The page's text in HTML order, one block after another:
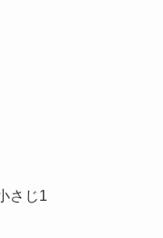
さじ1